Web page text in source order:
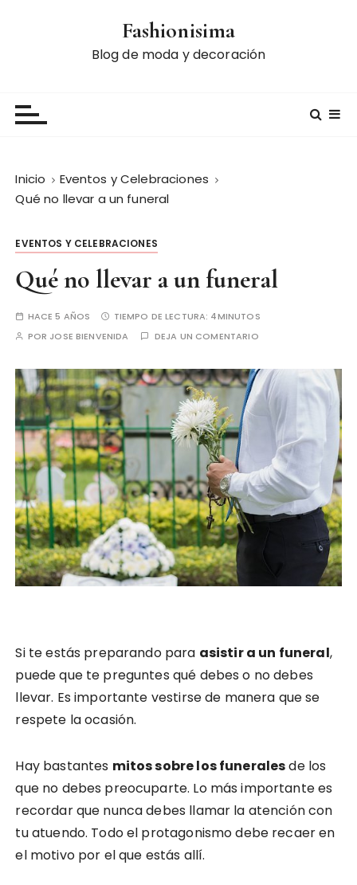
Fashionisima
Blog de moda y decoración
Inicio
Eventos y Celebraciones
Qué no llevar a un funeral
EVENTOS Y CELEBRACIONES
Qué no llevar a un funeral
HACE 5 AÑOS TIEMPO DE LECTURA: 4MINUTOS
POR JOSE BIENVENIDA DEJA UN COMENTARIO
Si te estás preparando para asistir a un funeral,
puede que te preguntes qué debes o no debes
llevar. Es importante vestirse de manera que se
respete la ocasión.
Hay bastantes mitos sobre los funeralesde los
que no debes preocuparte. Lo más importante es
recordar que nunca debes llamar la atención con
tu atuendo. Todo el protagonismo debe recaer en
el motivo por el que estás allí.